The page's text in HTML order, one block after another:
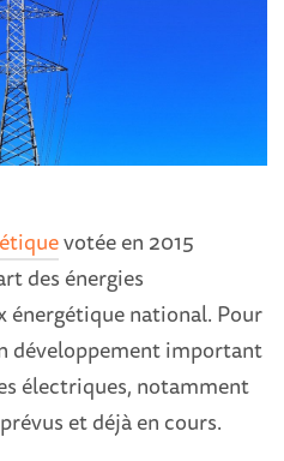
votée en 2015
des énergies
énergétique national. Pour
développement important
électriques, notamment
et déjà en cours.